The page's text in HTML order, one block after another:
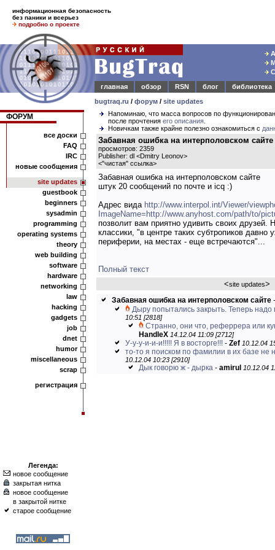
информационная безопасность
без паники и всерьез
подробно о проекте
главная
обзор RSN блог
библиотека
bugtraq.ru / форум / site updates
ФОРУМ
все доски
FAQ
IRC
новые сообщения
site updates
guestbook
beginners
sysadmin
programming
operating systems
theory
web building
software
hardware
networking
law
hacking
gadgets
job
dnet
humor
miscellaneous
scrap
регистрация
Легенда:
новое сообщение
закрытая нитка
новое сообщение
в закрытой нитке
старое сообщение
Напоминаю, что масса вопросов по
после прочтения его описания
Новичкам также крайне полезно ознакомиться с
Забавная ошибка на интерполовском сайте
просмотров: 2359
Publisher: dl <Dmitry Leonov>
<"чистая" ссылка>
Забавная ошибка на интерполовском сайте
штук 20 сообщений по почте и icq :)
Адрес вида http://www.interpol.int/Viewer/
ImageName=http://www.anyhost.com/path/to/
позволит вам приятно удивить своих друзей.
классики, "в центре таких субтропиков давно
периферии, на местах - еще встречаются"...
Полный текст
<site updates>
Забавная ошибка на интерполовском сайте
Дыру попытались закрыть. Теперь надо
10:51 [2818]
Странно, они что, реферрера или
HandleX 14.12.04 11:09 [2712]
У-у-у-и-и-и!!!!! Я в восторге!!! - Zef 10.12.04
то-то я поиском по фамилии в их базе не
10.12.04 10:23 [2910]
Дык говорю ж - дырка - amirul 10.12.04